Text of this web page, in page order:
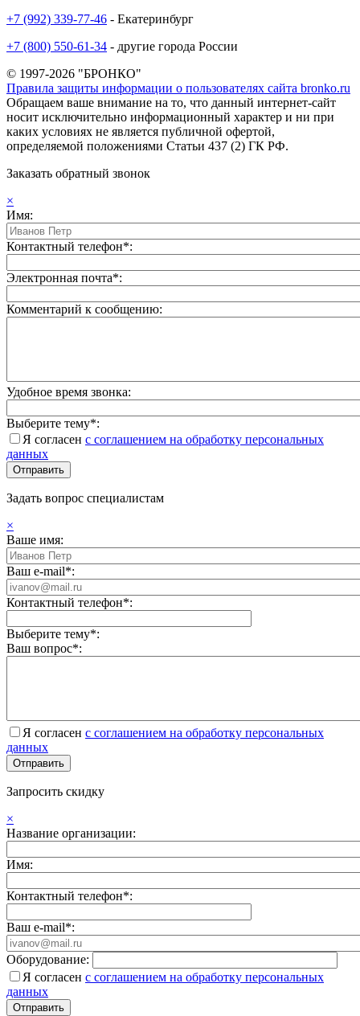
+7 (992) 339-77-46 - Екатеринбург
+7 (800) 550-61-34 - другие города России
© 1997-2026 "БРОНКО"
Правила защиты информации о пользователях сайта bronko.ru
Обращаем ваше внимание на то, что данный интернет-сайт
носит исключительно информационный характер и ни при
каких условиях не является публичной офертой,
определяемой положениями Статьи 437 (2) ГК РФ.
Заказать обратный звонок
×
Имя:
Контактный телефон*:
Электронная почта*:
Комментарий к сообщению:
Удобное время звонка:
Выберите тему*:
Я согласен с соглашением на обработку персональных
данных
Задать вопрос специалистам
×
Ваше имя:
Ваш e-mail*:
Контактный телефон*:
Выберите тему*:
Ваш вопрос*:
Я согласен с соглашением на обработку персональных
данных
Запросить скидку
×
Название организации:
Имя:
Контактный телефон*:
Ваш e-mail*:
Оборудование:
Я согласен с соглашением на обработку персональных
данных